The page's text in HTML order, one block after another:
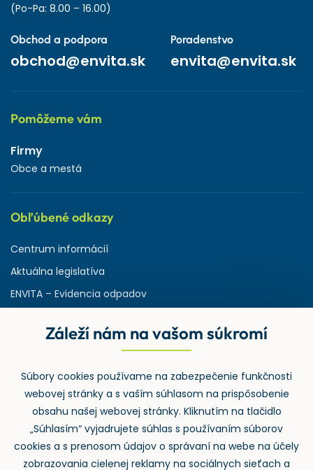
(Po-Pa: 8.00 – 16.00)
Obchod a podpora
obchod@envita.sk
Poradenstvo
envita@envita.sk
Pomôžeme vám
Firmy
Obce a mestá
Obľúbené odkazy
Centrum informácií
Aktuálna legislatíva
ENVITA – Evidencia odpadov
Ministerstvo životného prostredia
ASPI | Svet práva pre profesionálov
Denník Odpady-portal.sk
Záleží nám na vašom súkromí
Súbory cookies používame na zabezpečenie funkčnosti
webovej stránky a s vaším súhlasom na prispôsobenie
obsahu našej webovej stránky. Kliknutím na tlačidlo
„Súhlasím“ vyjadrujete súhlas s používaním súborov
cookies a s prenosom údajov o správaní na webe na účely
zobrazovania cielenej reklamy na sociálnych sieťach a